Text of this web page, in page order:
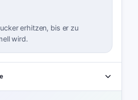
erhitzen, bis er zu
wird.